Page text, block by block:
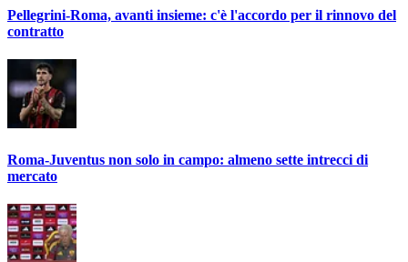
Pellegrini-Roma, avanti insieme: c'è l'accordo per il rinnovo del
contratto
Roma-Juventus non solo in campo: almeno sette intrecci di
mercato